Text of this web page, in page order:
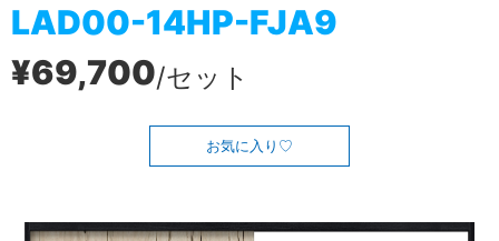
LAD00-14HP-FJA9
¥69,700/セット
お気に入り